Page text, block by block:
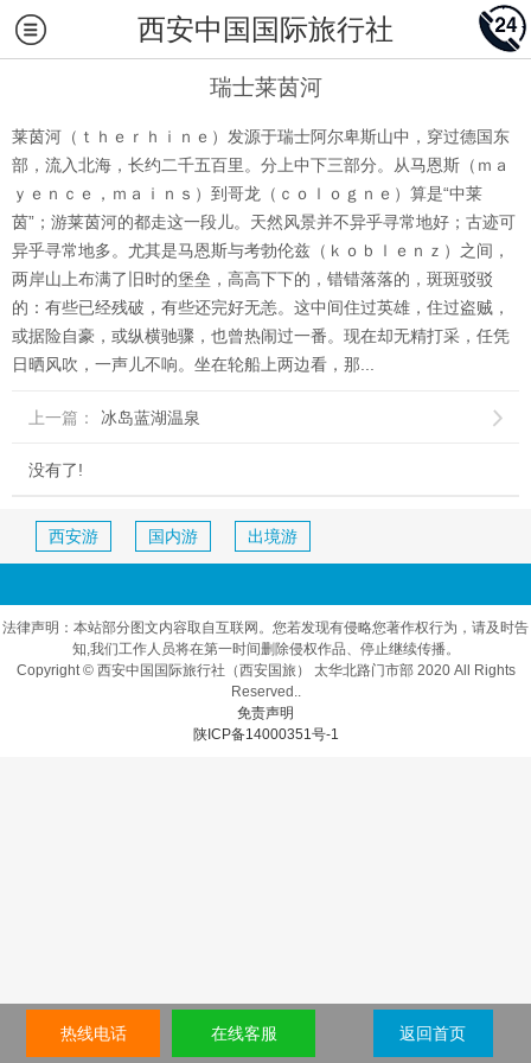
西安中国国际旅行社
瑞士莱茵河
莱茵河（ｔｈｅｒｈｉｎｅ）发源于瑞士阿尔卑斯山中，穿过德国东
部，流入北海，长约二千五百里。分上中下三部分。从马恩斯（ｍａ
ｙｅｎｃｅ，ｍａｉｎｓ）到哥龙（ｃｏｌｏｇｎｅ）算是“中莱
茵”；游莱茵河的都走这一段儿。天然风景并不异乎寻常地好；古迹可
异乎寻常地多。尤其是马恩斯与考勃伦兹（ｋｏｂｌｅｎｚ）之间，
两岸山上布满了旧时的堡垒，高高下下的，错错落落的，斑斑驳驳
的：有些已经残破，有些还完好无恙。这中间住过英雄，住过盗贼，
或据险自豪，或纵横驰骤，也曾热闹过一番。现在却无精打采，任凭
日晒风吹，一声儿不响。坐在轮船上两边看，那...
上一篇： 冰岛蓝湖温泉 
没有了!
西安游 国内游 出境游
法律声明：本站部分图文内容取自互联网。您若发现有侵略您著作权行为，请及时告
知,我们工作人员将在第一时间删除侵权作品、停止继续传播。
Copyright © 西安中国国际旅行社（西安国旅） 太华北路门市部 2020 All Rights
Reserved..
免责声明
陕ICP备14000351号-1
热线电话 在线客服 返回首页